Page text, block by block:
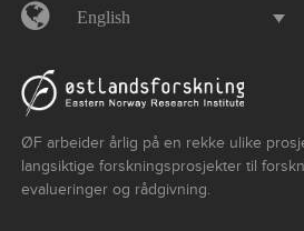
English
ØF arbeider årlig på en rekke ulike
langsiktige forskningsprosjekter til
evalueringer og rådgivning.